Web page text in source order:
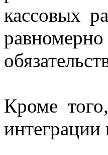
кассовых
Кроме
интеграции